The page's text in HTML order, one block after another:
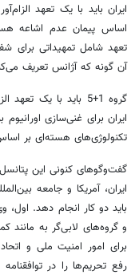
ایران باید با یک تعهد
اساس پیمان عدم اشاعه
تعهد شامل تمهیداتی برای
آن گونه که آژانس تعریف
گروه 1+5 باید با
ایران برای غنی‌سازی
تکنولوژی‌های هسته‌ای بر
گفت‌وگوهای کنونی این
ایران، آمریکا و جامعه
باید دو کار انجام دهد. اول،
و گروه‌های لابی‌گر به مانند
برای امور امنیت ملی و
رفع تحریم‌ها را در